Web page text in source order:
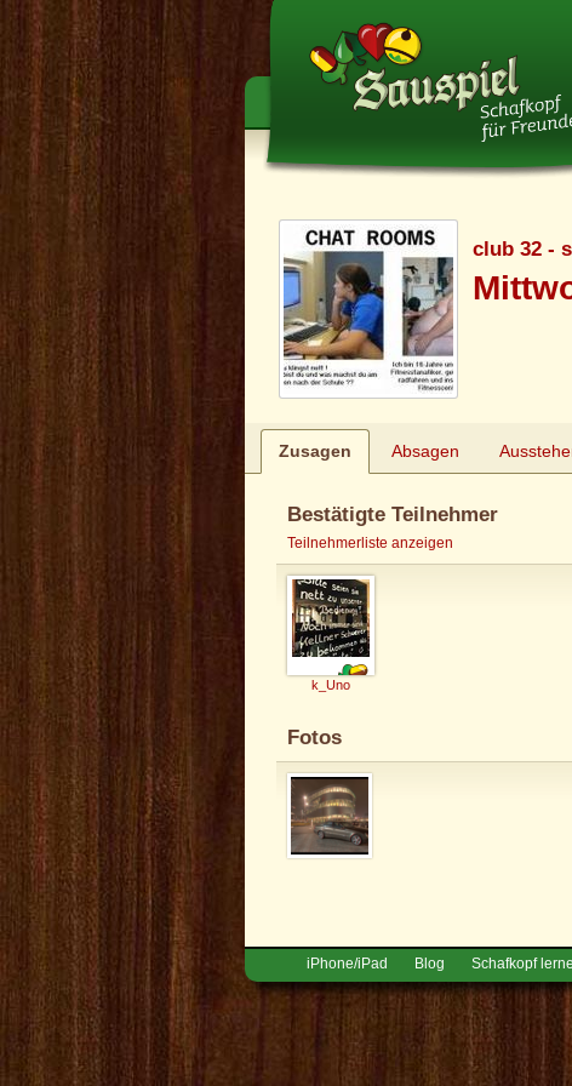
club 32 -
Zusagen Absagen
Bestätigte Teilnehmer
Teilnehmerliste anzeigen
k_Uno
Fotos
iPhone/iPad Blog Schafkopf